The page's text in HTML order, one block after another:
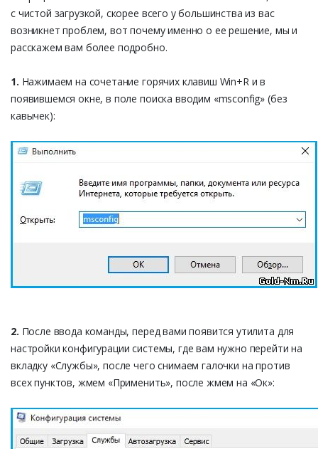
с чистой загрузкой, скорее всего у большинства из вас
возникнет проблем, вот почему именно о ее решение, мы и
расскажем вам более подробно.
1. Нажимаем на сочетание горячих клавиш Win+R и в
появившемся окне, в поле поиска вводим «msconfig» (без
кавычек):
2. После ввода команды, перед вами появится утилита для
настройки конфигурации системы, где вам нужно перейти на
вкладку «Службы», после чего снимаем галочки на против
всех пунктов, жмем «Применить», после жмем на «Ок»: